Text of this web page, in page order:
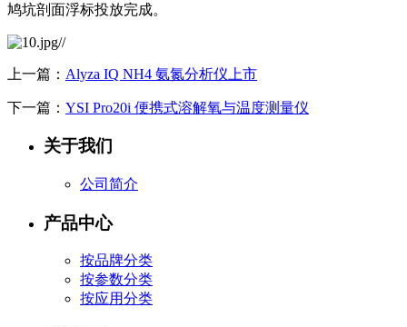
鸠坑剖面浮标投放完成。
上一篇： Alyza IQ NH4 氨氮分析仪上市
下一篇： YSI Pro20i 便携式溶解氧与温度测量仪
关于我们
公司简介
产品中心
按品牌分类
按参数分类
按应用分类